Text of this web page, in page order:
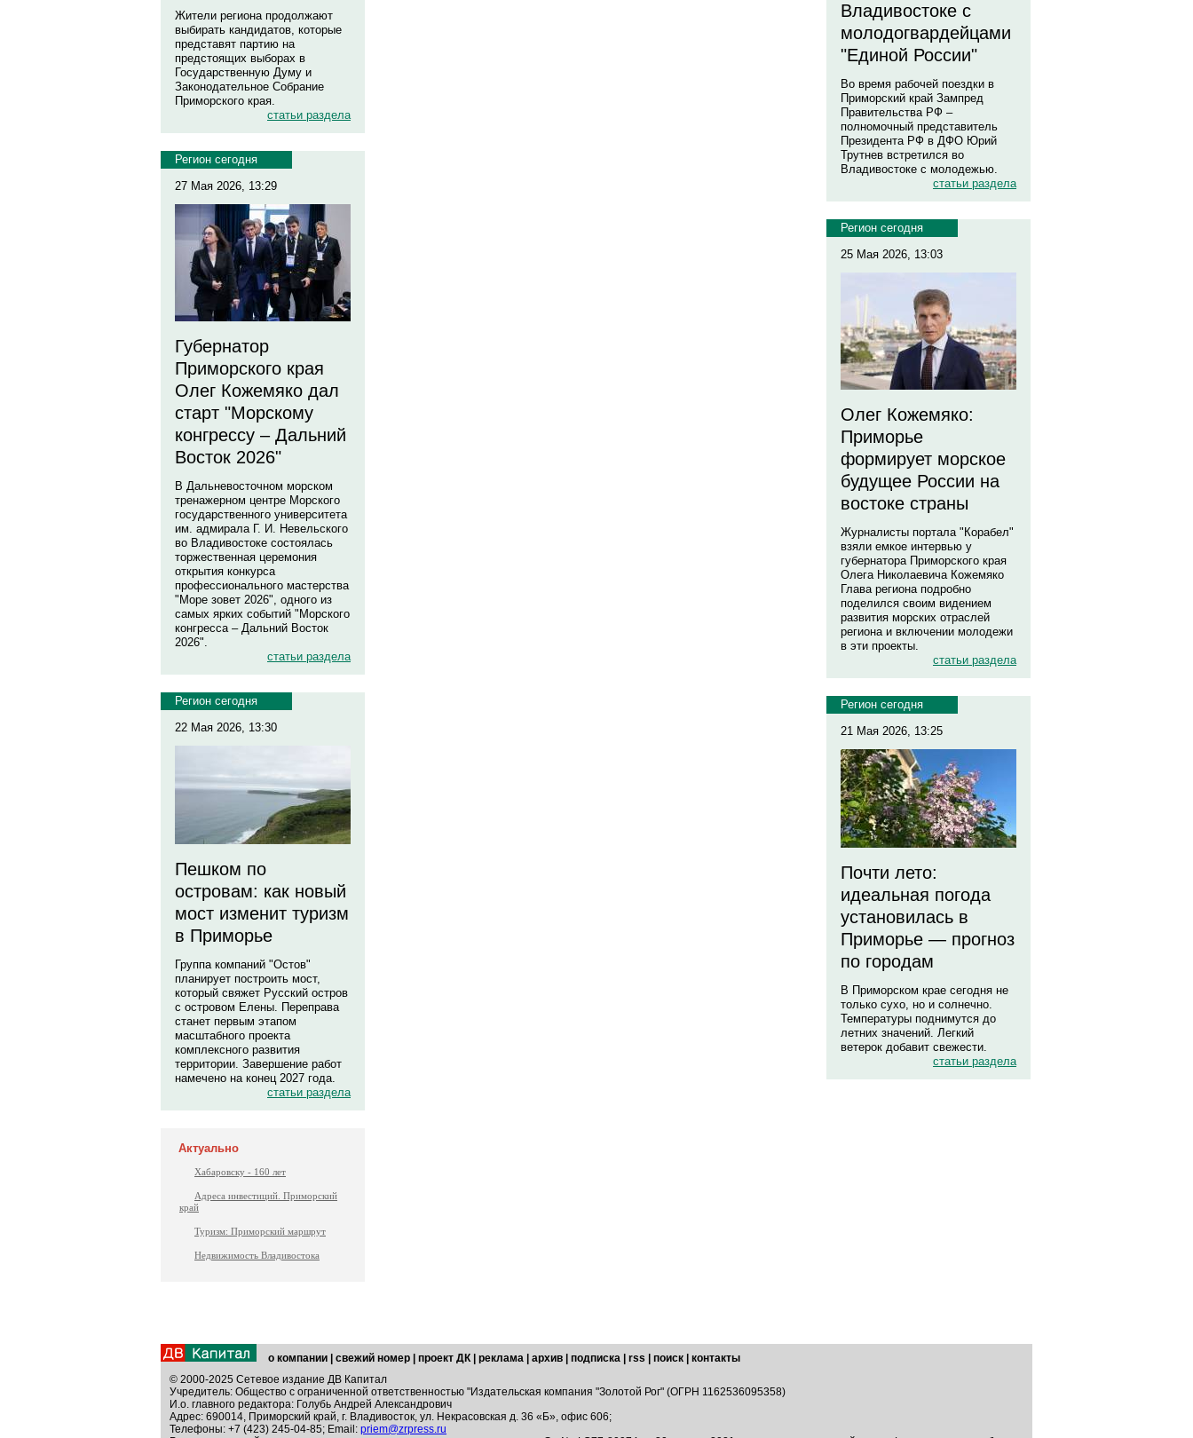
Жители региона продолжают
выбирать кандидатов, которые
представят партию на
предстоящих выборах в
Государственную Думу и
Законодательное Собрание
Приморского края.
статьи раздела
Регион сегодня
27 Мая 2026, 13:29
Губернатор
Приморского края
Олег Кожемяко дал
старт "Морскому
конгрессу – Дальний
Восток 2026"
В Дальневосточном морском
тренажерном центре Морского
государственного университета
им. адмирала Г. И. Невельского
во Владивостоке состоялась
торжественная церемония
открытия конкурса
профессионального мастерства
"Море зовет 2026", одного из
самых ярких событий "Морского
конгресса – Дальний Восток
2026".
статьи раздела
Регион сегодня
22 Мая 2026, 13:30
Пешком по
островам: как новый
мост изменит туризм
в Приморье
Группа компаний "Остов"
планирует построить мост,
который свяжет Русский остров
с островом Елены. Переправа
станет первым этапом
масштабного проекта
комплексного развития
территории. Завершение работ
намечено на конец 2027 года.
статьи раздела
Актуально
Хабаровску - 160 лет
Адреса инвестиций. Приморский
край
Туризм: Приморский маршрут
Недвижимость Владивостока
Владивостоке с
молодогвардейцами
"Единой России"
Во время рабочей поездки в
Приморский край Зампред
Правительства РФ –
полномочный представитель
Президента РФ в ДФО Юрий
Трутнев встретился во
Владивостоке с молодежью.
статьи раздела
Регион сегодня
25 Мая 2026, 13:03
Олег Кожемяко:
Приморье
формирует морское
будущее России на
востоке страны
Журналисты портала "Корабел"
взяли емкое интервью у
губернатора Приморского края
Олега Николаевича Кожемяко
Глава региона подробно
поделился своим видением
развития морских отраслей
региона и включении молодежи
в эти проекты.
статьи раздела
Регион сегодня
21 Мая 2026, 13:25
Почти лето:
идеальная погода
установилась в
Приморье — прогноз
по городам
В Приморском крае сегодня не
только сухо, но и солнечно.
Температуры поднимутся до
летних значений. Легкий
ветерок добавит свежести.
статьи раздела
о компании свежий номер проект ДК реклама архив подписка rss поиск
контакты
© 2000-2025 Сетевое издание ДВ Капитал
Учредитель: Общество с ограниченной ответственностью "Издательская компания "Золотой Рог" (ОГРН 1162536095358)
И.о. главного редактора: Голубь Андрей Александрович
Адрес: 690014, Приморский край, г. Владивосток, ул. Некрасовская д. 36 «Б», офис 606;
Телефоны: +7 (423) 245-04-85; Email: priem@zrpress.ru